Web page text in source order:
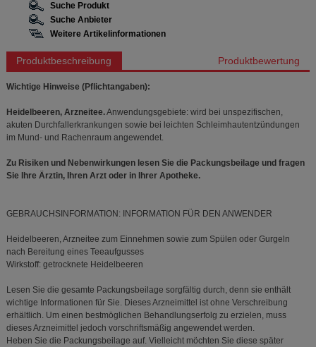
Suche Produkt
Suche Anbieter
Weitere Artikelinformationen
Produktbeschreibung Produktbewertung
Wichtige Hinweise (Pflichtangaben):
Heidelbeeren, Arzneitee.Anwendungsgebiete: wird bei unspezifischen,
akuten Durchfallerkrankungen sowie bei leichten Schleimhautentzündungen
im Mund- und Rachenraum angewendet.
Zu Risiken und Nebenwirkungen lesen Sie die Packungsbeilage und fragen
Sie Ihre Ärztin, Ihren Arzt oder in Ihrer Apotheke.
GEBRAUCHSINFORMATION: INFORMATION FÜR DEN ANWENDER
Heidelbeeren, Arzneitee zum Einnehmen sowie zum Spülen oder Gurgeln
nach Bereitung eines Teeaufgusses
Wirkstoff: getrocknete Heidelbeeren
Lesen Sie die gesamte Packungsbeilage sorgfältig durch, denn sie enthält
wichtige Informationen für Sie. Dieses Arzneimittel ist ohne Verschreibung
erhältlich. Um einen bestmöglichen Behandlungserfolg zu erzielen, muss
dieses Arzneimittel jedoch vorschriftsmäßig angewendet werden.
Heben Sie die Packungsbeilage auf. Vielleicht möchten Sie diese später